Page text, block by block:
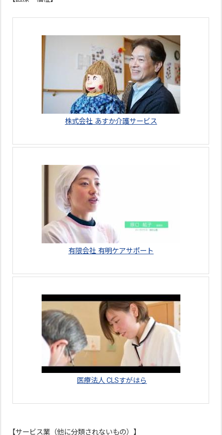
株式会社 あすか介護サービス
有限会社 有明ケアサポート
医療法人 CLSすがはら
【サービス業（他に分類されないもの）】